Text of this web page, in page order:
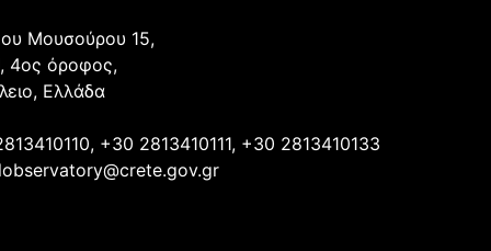
Μουσούρου 15,
4ος όροφος,
Ελλάδα
+30 2813410111, +30 2813410133